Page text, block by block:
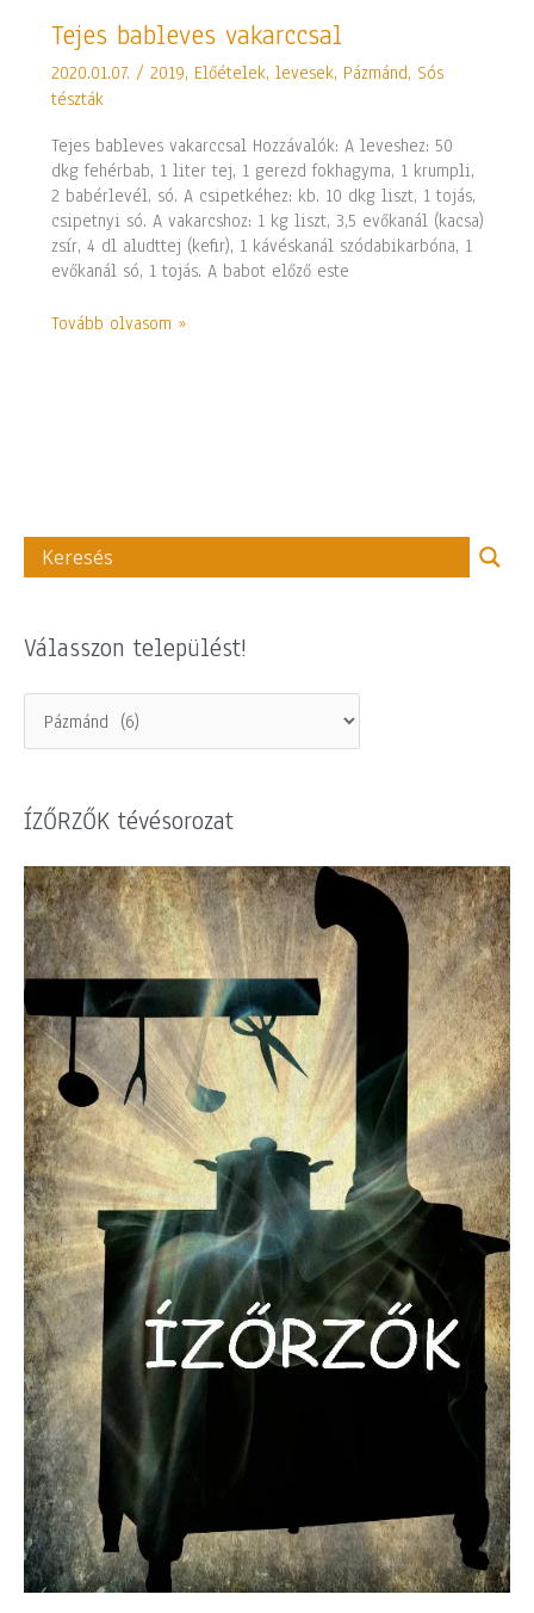
Tejes bableves vakarccsal
2020.01.07. /2019, Előételek, levesek, Pázmánd, Sós
tészták
Tejes bableves vakarccsal Hozzávalók: A leveshez: 50
dkg fehérbab, 1 liter tej, 1 gerezd fokhagyma, 1 krumpli,
2 babérlevél, só. A csipetkéhez: kb. 10 dkg liszt, 1 tojás,
csipetnyi só. A vakarcshoz: 1 kg liszt, 3,5 evőkanál (kacsa)
zsír, 4 dl aludttej (kefir), 1 kávéskanál szódabikarbóna, 1
evőkanál só, 1 tojás. A babot előző este
Tejes
bableves
vakarccsal
Tovább olvasom »
Válasszon települést!
ÍZŐRZŐK tévésorozat